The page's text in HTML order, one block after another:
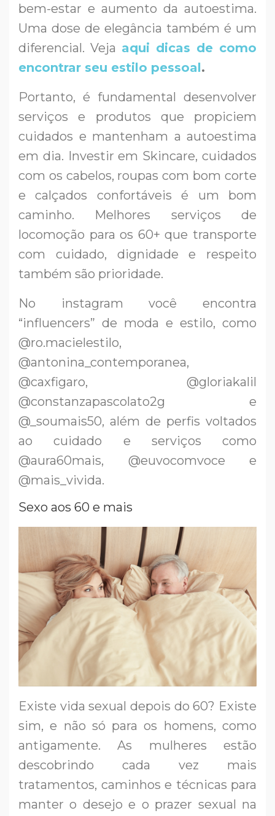
bem-estar e aumento da autoestima.
Uma dose de elegância também é um
diferencial. Veja aqui dicas de como
encontrar seu estilo pessoal .
Portanto, é fundamental desenvolver
serviços e produtos que propiciem
cuidados e mantenham a autoestima
em dia. Investir em Skincare, cuidados
com os cabelos, roupas com bom corte
e calçados confortáveis é um bom
caminho. Melhores serviços de
locomoção para os 60+ que transporte
com cuidado, dignidade e respeito
também são prioridade.
No instagram você encontra
“influencers” de moda e estilo, como
@ro.macielestilo,
@antonina_contemporanea,
@caxfigaro, @gloriakalil
@constanzapascolato2g e
@_soumais50, além de perfis voltados
ao cuidado e serviços como
@aura60mais, @euvocomvoce e
@mais_vivida.
Sexo aos 60 e mais
Existe vida sexual depois do 60? Existe
sim, e não só para os homens, como
antigamente. As mulheres estão
descobrindo cada vez mais
tratamentos, caminhos e técnicas para
manter o desejo e o prazer sexual na